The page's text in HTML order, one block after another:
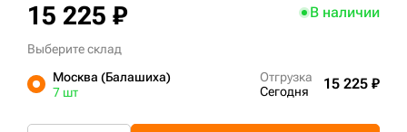
15 225 ₽ В наличии
Выберите склад
Москва (Балашиха)
7 шт
Отгрузка
Сегодня
15 225 ₽